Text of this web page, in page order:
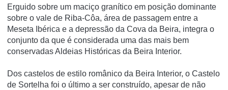
Erguido sobre um maciço graní­tico em posição dominante
sobre o vale de Riba-Côa, área de passagem entre a
Meseta Ibérica e a depressão da Cova da Beira, integra o
conjunto da que é considerada uma das mais bem
conservadas Aldeias Históricas da Beira Interior.
Dos castelos de estilo românico da Beira Interior, o Castelo
de Sortelha foi o último a ser construído, apesar de não